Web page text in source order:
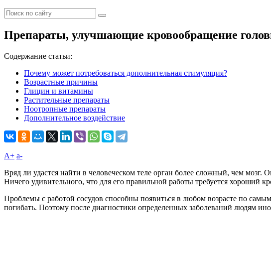
Препараты, улучшающие кровообращение
Содержание статьи:
Почему может потребоваться дополнительная стимуляция?
Возрастные причины
Глицин и витамины
Растительные препараты
Ноотропные препараты
Дополнительное воздействие
A+ а-
Вряд ли удастся найти в человеческом теле орган более сложный, чем
Ничего удивительного, что для его правильной работы требуется хороший
Проблемы с работой сосудов способны появиться в любом возрасте по
погибать. Поэтому после диагностики определенных заболеваний людям